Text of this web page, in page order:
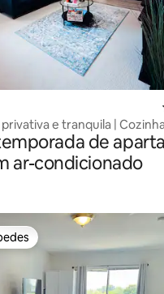
e tranquila |
de
ar-condicionado